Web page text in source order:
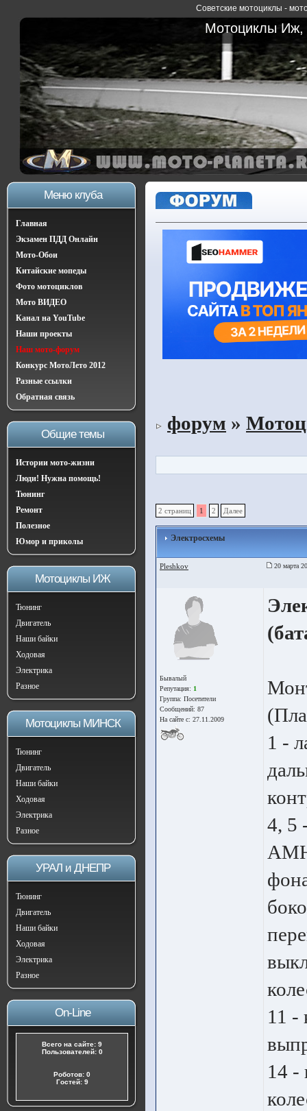
Советские мотоциклы -
Мотоциклы Иж,
Меню клуба
Главная
Экзамен ПДД Онлайн
Мото-Обои
Китайские мопеды
Фото мотоциклов
Мото ВИДЕО
Канал на YouTube
Наши проекты
Наш мото-форум
Конкурс МотоЛето 2012
Разные ссылки
Обратная связь
Общие темы
Истории мото-жизни
Люди! Нужна помощь!
Тюнинг
Ремонт
Полезное
Юмор и приколы
Мотоциклы ИЖ
Тюнинг
Двигатель
Наши байки
Ходовая
Электрика
Разное
Мотоциклы МИНСК
Тюнинг
Двигатель
Наши байки
Ходовая
Электрика
Разное
УРАЛ и ДНЕПР
Тюнинг
Двигатель
Наши байки
Ходовая
Электрика
Разное
On-Line
Всего на сайте: 9
Пользователей: 0
Роботов: 0
Гостей: 9
форум »
2 страниц 1 2 Далее
Электроcхемы
Pleshkov 20 марта
Бывалый
Репутация: 1
Группа: Посетители
Сообщений: 87
На сайте с: 27.11.2009
1 -
4, 5
АМН
11 -
14 -